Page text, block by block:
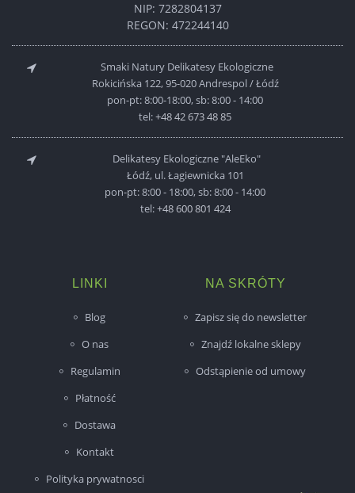
NIP: 7282804137
REGON: 472244140
Smaki Natury Delikatesy Ekologiczne
Rokicińska 122, 95-020 Andrespol / Łódź
pon-pt: 8:00-18:00, sb: 8:00 - 14:00
tel:+48 42 673 48 85
Delikatesy Ekologiczne "AleEko"
Łódź, ul. Łagiewnicka 101
pon-pt: 8:00 - 18:00, sb: 8:00 - 14:00
tel:+48 600 801 424
LINKI
Blog
O nas
Regulamin
Płatność
Dostawa
Kontakt
Polityka prywatnosci
NA SKRÓTY
Zapisz się do newsletter
Znajdź lokalne sklepy
Odstąpienie od umowy